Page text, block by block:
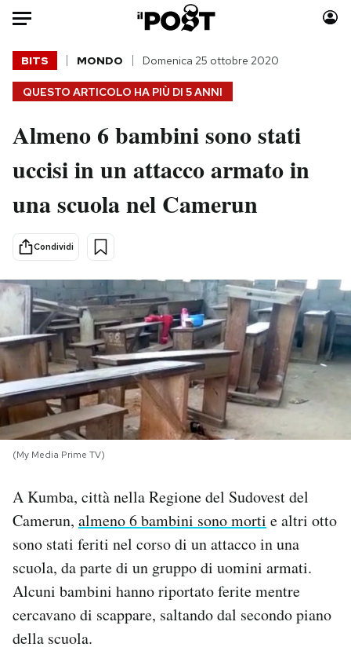
Auto
HOME
Italia
Politica
Tecnologia
Scienza
Economia
Sport
Moda
Consumismi
Storie/Idee
Altrecose
Mondiali calcio 2026
PODCAST
NEWSLETTER
SHOP
CALENDARIO
AREA PERSONALE
QUESTO ARTICOLO HA PIÙ DI 5 ANNI
BITS MONDO Domenica 25 ottobre 2020
Almeno 6 bambini sono stati
uccisi in un attacco armato in
una scuola nel Camerun
Condividi
(My Media Prime TV)
A Kumba, città nella Regione del Sudovest del
Camerun, almeno 6 bambini sono morti e altri otto
sono stati feriti nel corso di un attacco in una
scuola, da parte di un gruppo di uomini armati.
Alcuni bambini hanno riportato ferite mentre
cercavano di scappare, saltando dal secondo piano
della scuola.